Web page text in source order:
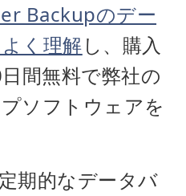
Backupのデー
く理解し、購入
間無料で弊社の
ソフトウェアを
期的なデータバ